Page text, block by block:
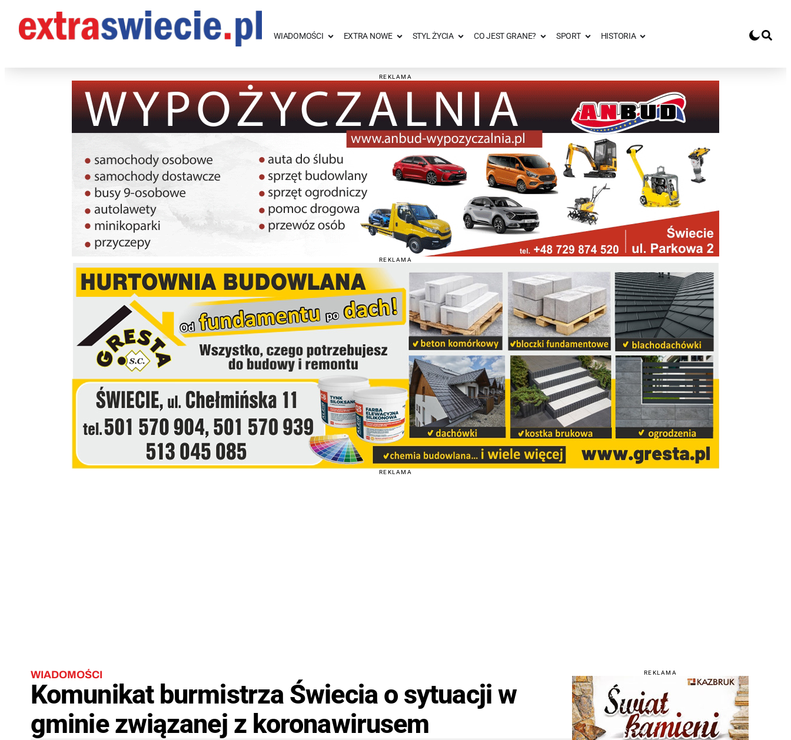
WIADOMOŚCI EXTRA NOWE STYL ŻYCIA CO JEST GRANE? SPORT HISTORIA
REKLAMA
REKLAMA
REKLAMA
WIADOMOŚCI
Komunikat burmistrza Świecia o sytuacji w
gminie związanej z koronawirusem
REKLAMA